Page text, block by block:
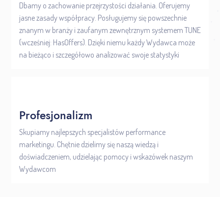
Dbamy o zachowanie przejrzystości działania. Oferujemy
jasne zasady współpracy. Posługujemy się powszechnie
znanym w branży i zaufanym zewnętrznym systemem TUNE
(wcześniej: HasOffers). Dzięki niemu każdy Wydawca może
na bieżąco i szczegółowo analizować swoje statystyki
Profesjonalizm
Skupiamy najlepszych specjalistów performance
marketingu. Chętnie dzielimy się naszą wiedzą i
doświadczeniem, udzielając pomocy i wskazówek naszym
Wydawcom